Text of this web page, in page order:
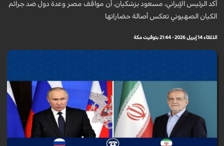
أكد الرئيس الإيراني، مسعود بزشكيان، أن مواقف مصر وعدة دول ضد جرائم
الكيان الصهيوني تعكس أصالة حضاراتها
الثلاثاء 14 إبريل 2026 - 21:44 بتوقيت مكة